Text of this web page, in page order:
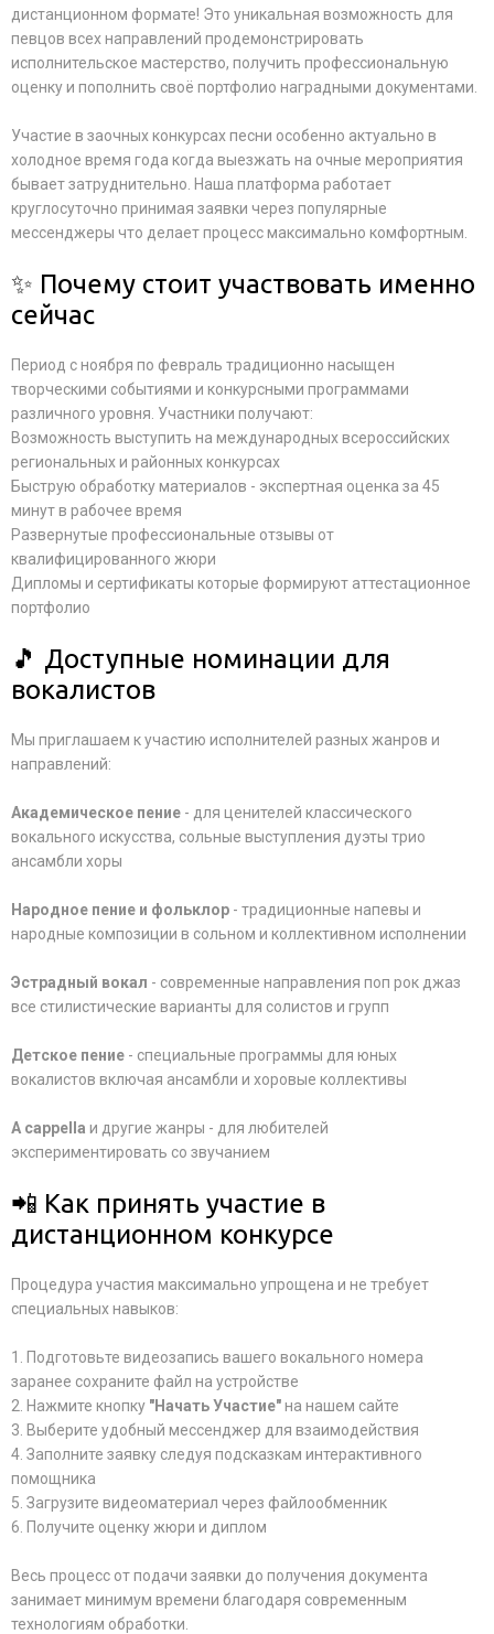
дистанционном формате! Это уникальная возможность для
певцов всех направлений продемонстрировать
исполнительское мастерство, получить профессиональную
оценку и пополнить своё портфолио наградными документами.
Участие в заочных конкурсах песни особенно актуально в
холодное время года когда выезжать на очные мероприятия
бывает затруднительно. Наша платформа работает
круглосуточно принимая заявки через популярные
мессенджеры что делает процесс максимально комфортным.
✨ Почему стоит участвовать именно
сейчас
Период с ноября по февраль традиционно насыщен
творческими событиями и конкурсными программами
различного уровня. Участники получают:
Возможность выступить на международных всероссийских
региональных и районных конкурсах
Быструю обработку материалов - экспертная оценка за 45
минут в рабочее время
Развернутые профессиональные отзывы от
квалифицированного жюри
Дипломы и сертификаты которые формируют аттестационное
портфолио
🎵 Доступные номинации для
вокалистов
Мы приглашаем к участию исполнителей разных жанров и
направлений:
Академическое пение - для ценителей классического
вокального искусства, сольные выступления дуэты трио
ансамбли хоры
Народное пение и фольклор - традиционные напевы и
народные композиции в сольном и коллективном исполнении
Эстрадный вокал - современные направления поп рок джаз
все стилистические варианты для солистов и групп
Детское пение - специальные программы для юных
вокалистов включая ансамбли и хоровые коллективы
A cappella и другие жанры - для любителей
экспериментировать со звучанием
📲 Как принять участие в
дистанционном конкурсе
Процедура участия максимально упрощена и не требует
специальных навыков:
1. Подготовьте видеозапись вашего вокального номера
заранее сохраните файл на устройстве
2. Нажмите кнопку "Начать Участие"на нашем сайте
3. Выберите удобный мессенджер для взаимодействия
4. Заполните заявку следуя подсказкам интерактивного
помощника
5. Загрузите видеоматериал через файлообменник
6. Получите оценку жюри и диплом
Весь процесс от подачи заявки до получения документа
занимает минимум времени благодаря современным
технологиям обработки.